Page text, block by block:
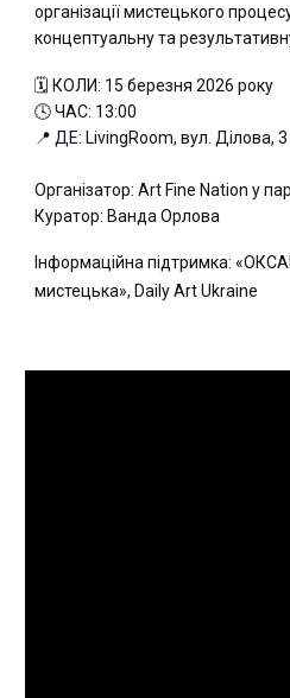
організації мистецького
концептуальну та
🗓 КОЛИ: 15 березня 2026 року
🕓 ЧАС: 13:00
📍 ДЕ: LivingRoom, вул. Ділова, 3
Організатор: Art Fine Nation у
Куратор: Ванда Орлова
Інформаційна підтримка:
мистецька», Daily Art Ukraine